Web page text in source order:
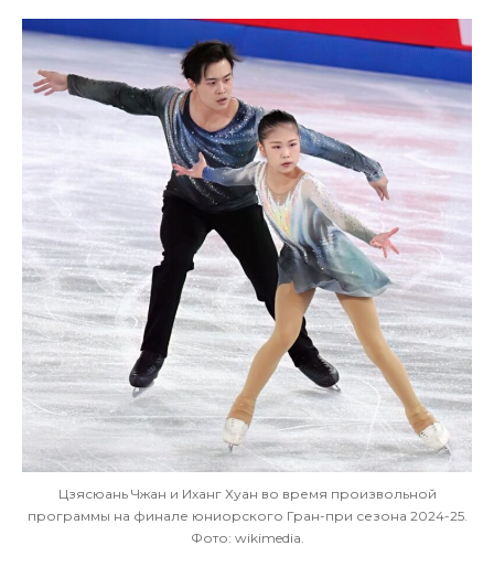
Цзясюань Чжан и Иханг Хуан во время произвольной
программы на финале юниорского Гран-при сезона 2024-25.
Фото: wikimedia.